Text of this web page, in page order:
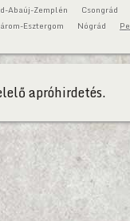
Abaúj-Zemplén
Csongrád
Esztergom Nógrád
apróhirdetés.